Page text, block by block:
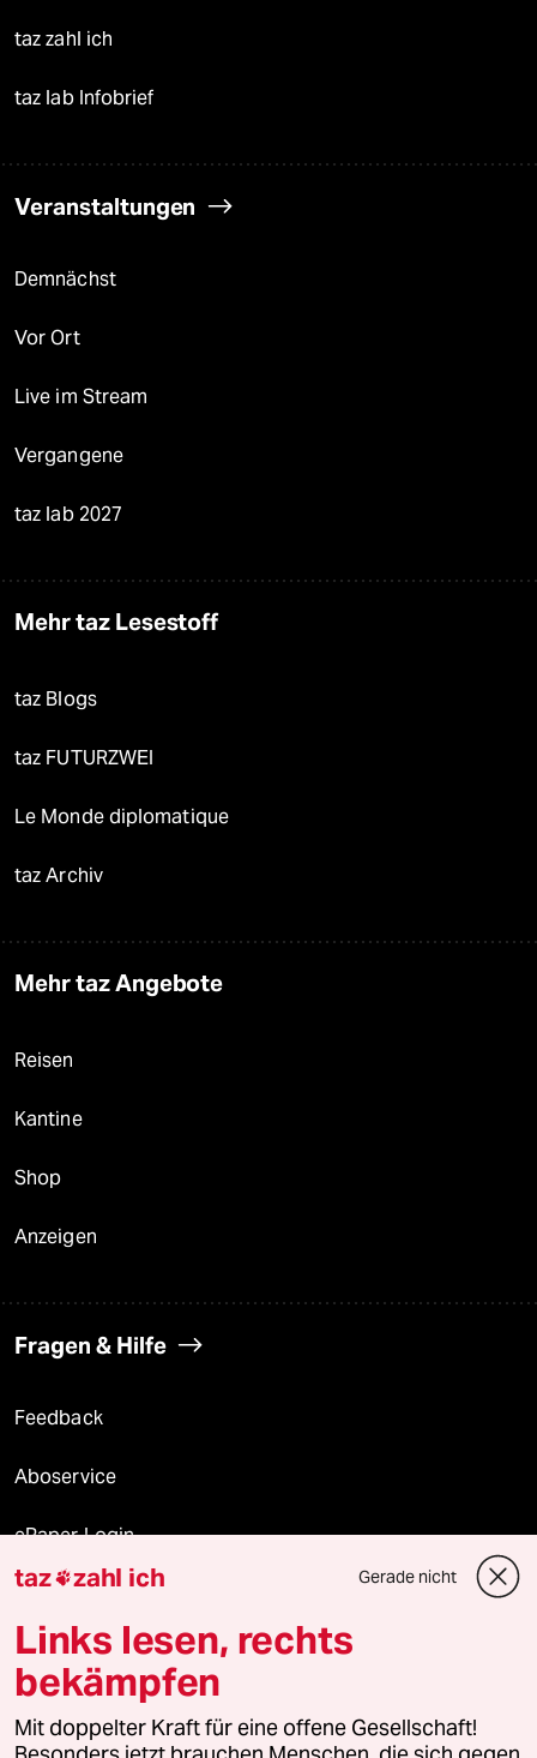
taz zahl ich
taz lab Infobrief
Veranstaltungen
Demnächst
Vor Ort
Live im Stream
Vergangene
taz lab 2027
Mehr taz Lesestoff
taz Blogs
taz FUTURZWEI
Le Monde diplomatique
taz Archiv
Mehr taz Angebote
Reisen
Kantine
Shop
Anzeigen
Fragen & Hilfe
Feedback
Aboservice
ePaper Login
Downloads für Abonnierende
© 2026 taz Verlags und Vertriebs GmbH
Alle Rechte vorbehalten. Bei rechtlichen Fragen oder für Genehmigungen
wenden Sie sich bitte an
lizenzen@taz.de
taz zahl ich Gerade nicht
Links lesen, rechts
bekämpfen
Mit doppelter Kraft für eine offene Gesellschaft!